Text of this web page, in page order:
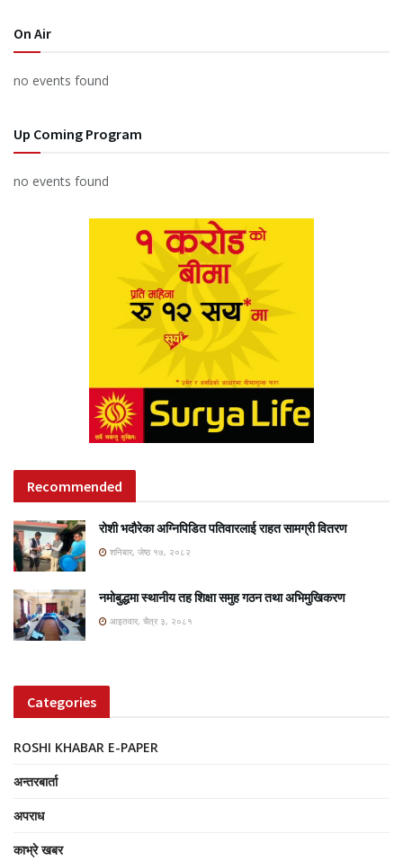
On Air
no events found
Up Coming Program
no events found
Recommended
रोशी भदौरेका अग्निपिडित पतिवारलाई राहत सामग्री वितरण
शनिबार, जेष्ठ १७, २०८२
नमोबुद्धमा स्थानीय तह शिक्षा समुह गठन तथा अभिमुखिकरण
आइतवार, चैत्र ३, २०८१
Categories
ROSHI KHABAR E-PAPER
अन्तरबार्ता
अपराध
काभ्रे खबर